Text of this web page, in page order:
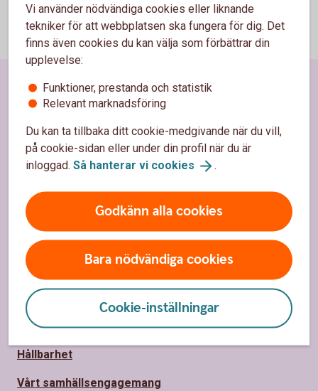
Vi använder nödvändiga cookies eller liknande
tekniker för att webbplatsen ska fungera för dig. Det
finns även cookies du kan välja som förbättrar din
upplevelse:
Funktioner, prestanda och statistik
Relevant marknadsföring
Du kan ta tillbaka ditt cookie-medgivande när du vill,
på cookie-sidan eller under din profil när du är
inloggad. Så hanterar vi cookies .
Godkänn alla cookies
Bara nödvändiga cookies
Cookie-inställningar
Sidfot
Hitta snabbt
Kundservice
Spärrhjälp
Bli kund
Priser, räntor och kurser
Om oss
Om Sparbanken Nord
Hållbarhet
Vårt samhällsengagemang